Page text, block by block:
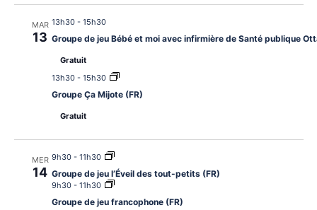
MAR
13
13h30- 15h30
Groupe de jeu Bébé et moi avec infirmière de Santé publique
Gratuit
13h30- 15h30
Groupe Ça Mijote (FR)
Gratuit
MER
14
9h30- 11h30
Groupe de jeu l’Éveil des tout-petits (FR)
9h30- 11h30
Groupe de jeu francophone (FR)